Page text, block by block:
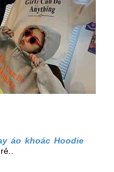
áo khoác Hoodie